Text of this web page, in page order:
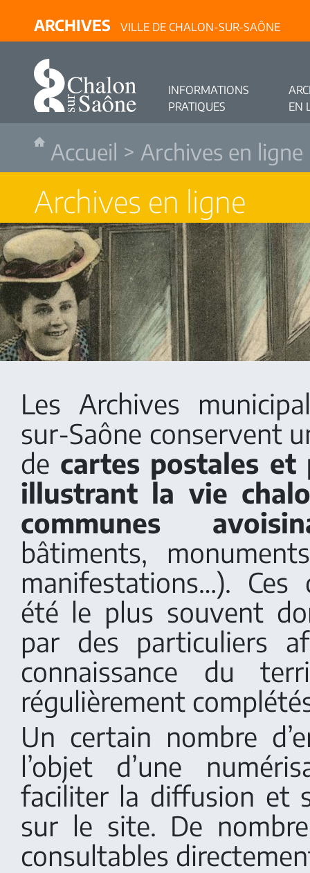
ARCHIVES VILLE DE CHALON-SUR-SAÔNE
INFORMATIONS
PRATIQUES
EN
Accueil > Archives en ligne
Archives en ligne
Les Archives
sur-Saône conservent
de cartes postales et
illustrant la vie
communes
bâtiments,
manifestations…).
été le plus souvent
par des particuliers
connaissance du
régulièrement
Un certain nombre
l’objet d’une
faciliter la diffusion et
sur le site. De
consultables